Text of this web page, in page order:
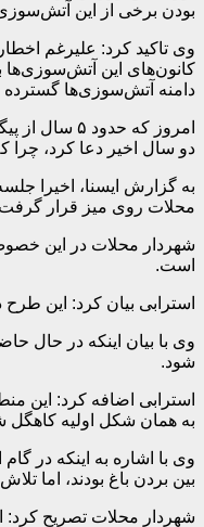
بودن برخی از این
وی تاکید کرد: علیرغم
کانون‌های این
دامنه آتش‌سوزی‌ها
امروز که
دو سال اخیر دعا کرد، چرا
به گزارش ایسنا، اخیرا
محلات روی میز قرار
شهردار محلات در این
است.
استرابی بیان کرد: این
وی با بیان اینکه در حال
شود.
استرابی اضافه کرد: این
به همان شکل اولیه کاهگل
بین بردن باغ بودند، اما
شهردار محلات تصریح کرد: